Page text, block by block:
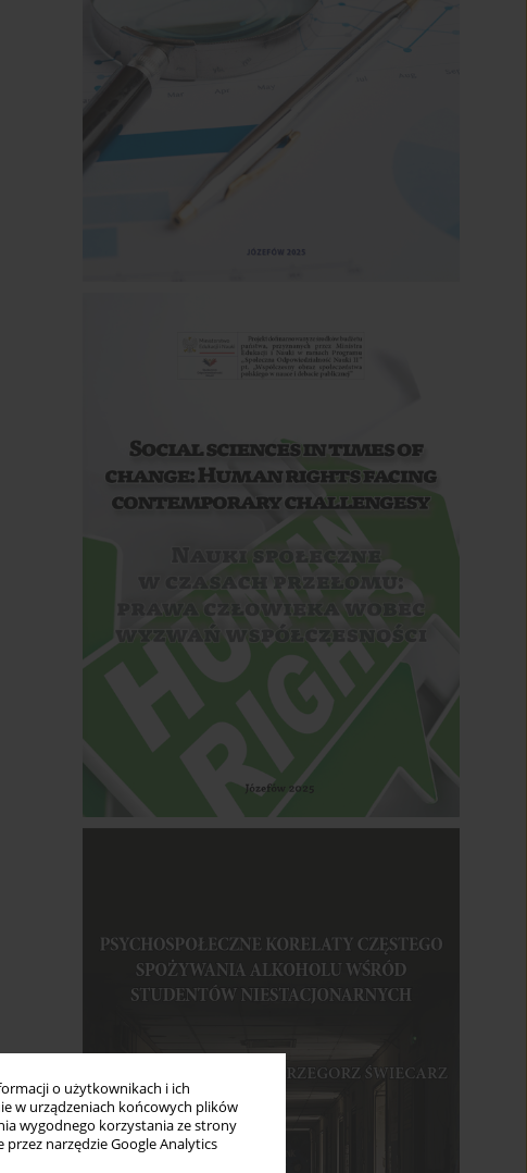
o użytkownikach i ich
w urządzeniach końcowych plików
wygodnego korzystania ze strony
przez narzędzie Google Analytics